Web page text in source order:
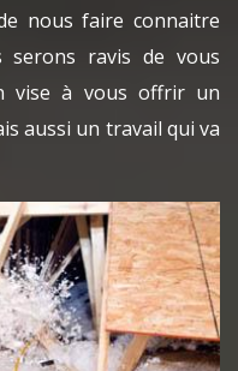
nous faire connaitre
serons ravis de vous
vise à vous offrir un
aussi un travail qui va